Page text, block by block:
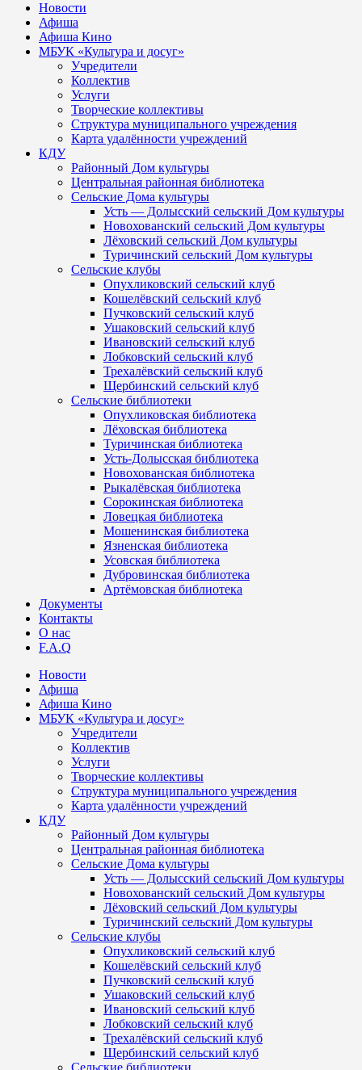
Новости
Афиша
Афиша Кино
МБУК «Культура и досуг»
Учредители
Коллектив
Услуги
Творческие коллективы
Структура муниципального учреждения
Карта удалённости учреждений
КДУ
Районный Дом культуры
Центральная районная библиотека
Сельские Дома культуры
Усть — Долысский сельский Дом культуры
Новохованский сельский Дом культуры
Лёховский сельский Дом культуры
Туричинский сельский Дом культуры
Сельские клубы
Опухликовский сельский клуб
Кошелёвский сельский клуб
Пучковский сельский клуб
Ушаковский сельский клуб
Ивановский сельский клуб
Лобковский сельский клуб
Трехалёвский сельский клуб
Щербинский сельский клуб
Сельские библиотеки
Опухликовская библиотека
Лёховская библиотека
Туричинская библиотека
Усть-Долысская библиотека
Новохованская библиотека
Рыкалёвская библиотека
Сорокинская библиотека
Ловецкая библиотека
Мошенинская библиотека
Язненская библиотека
Усовская библиотека
Дубровинская библиотека
Артёмовская библиотека
Документы
Контакты
О нас
F.A.Q
Новости
Афиша
Афиша Кино
МБУК «Культура и досуг»
Учредители
Коллектив
Услуги
Творческие коллективы
Структура муниципального учреждения
Карта удалённости учреждений
КДУ
Районный Дом культуры
Центральная районная библиотека
Сельские Дома культуры
Усть — Долысский сельский Дом культуры
Новохованский сельский Дом культуры
Лёховский сельский Дом культуры
Туричинский сельский Дом культуры
Сельские клубы
Опухликовский сельский клуб
Кошелёвский сельский клуб
Пучковский сельский клуб
Ушаковский сельский клуб
Ивановский сельский клуб
Лобковский сельский клуб
Трехалёвский сельский клуб
Щербинский сельский клуб